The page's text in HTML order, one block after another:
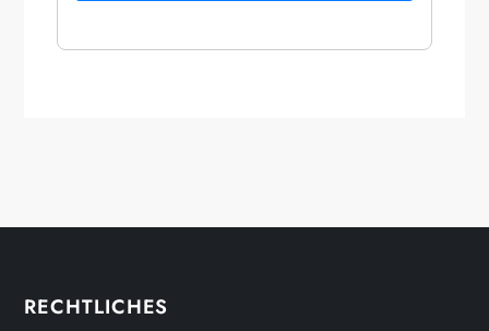
RECHTLICHES